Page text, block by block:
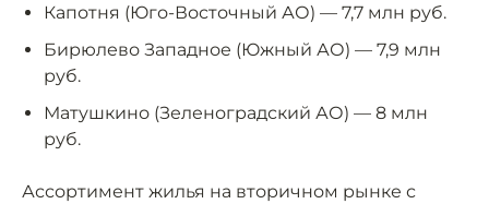
Капотня (Юго-Восточный АО) — 7,7 млн руб.
Бирюлево Западное (Южный АО) — 7,9 млн
руб.
Матушкино (Зеленоградский АО) — 8 млн
руб.
Ассортимент жилья на вторичном рынке с